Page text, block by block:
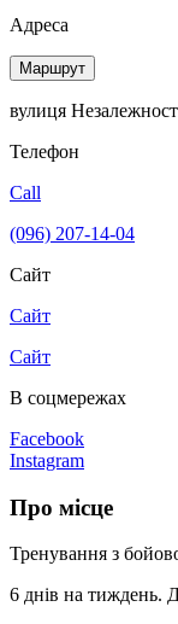
Адреса
Маршрут
вулиця
Телефон
Call
(096) 207-14-04
Сайт
Сайт
Сайт
В соцмережах
Facebook
Instagram
Про місце
Тренування з
6 днів на тиждень.